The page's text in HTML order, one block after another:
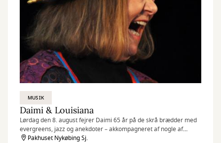
MUSIK
Daimi & Louisiana
Lørdag den 8. august fejrer Daimi 65 år på de skrå brædder med
evergreens, jazz og anekdoter – akkompagneret af nogle af
Danmarks bedste jazzmusikere.
Pakhuset Nykøbing Sj.